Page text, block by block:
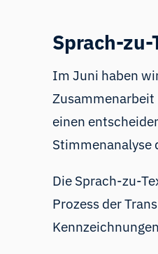
Sprach-
Im Juni haben
einen
Stimmenanalyse
Die Sprach-zu-
Prozess der